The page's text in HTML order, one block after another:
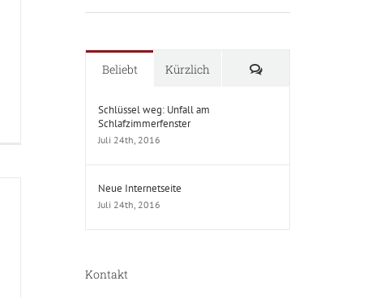
Beliebt Kürzlich Kommentare
Schlüssel weg: Unfall am
Schlafzimmerfenster
Juli 24th, 2016
Neue Internetseite
Juli 24th, 2016
Kontakt